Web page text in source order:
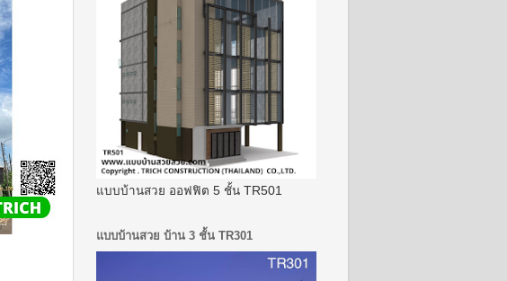
แบบบ้านสวย ออฟฟิต 5 ชั้น TR501
แบบบ้านสวย บ้าน 3 ชั้น TR301